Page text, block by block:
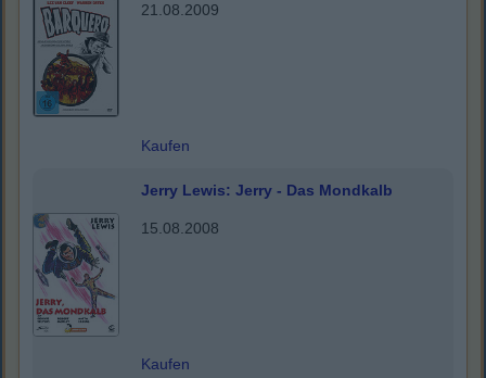
21.08.2009
Kaufen
Jerry Lewis: Jerry - Das Mondkalb
15.08.2008
Kaufen